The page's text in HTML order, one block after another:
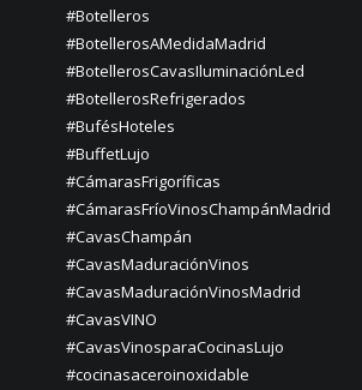
#Botelleros
#BotellerosAMedidaMadrid
#BotellerosCavasIluminaciónLed
#BotellerosRefrigerados
#BufésHoteles
#BuffetLujo
#CámarasFrigoríficas
#CámarasFríoVinosChampánMadrid
#CavasChampán
#CavasMaduraciónVinos
#CavasMaduraciónVinosMadrid
#CavasVINO
#CavasVinosparaCocinasLujo
#cocinasaceroinoxidable